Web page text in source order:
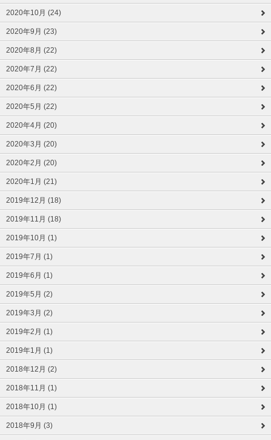
2020年10月 (24)
2020年9月 (23)
2020年8月 (22)
2020年7月 (22)
2020年6月 (22)
2020年5月 (22)
2020年4月 (20)
2020年3月 (20)
2020年2月 (20)
2020年1月 (21)
2019年12月 (18)
2019年11月 (18)
2019年10月 (1)
2019年7月 (1)
2019年6月 (1)
2019年5月 (2)
2019年3月 (2)
2019年2月 (1)
2019年1月 (1)
2018年12月 (2)
2018年11月 (1)
2018年10月 (1)
2018年9月 (3)